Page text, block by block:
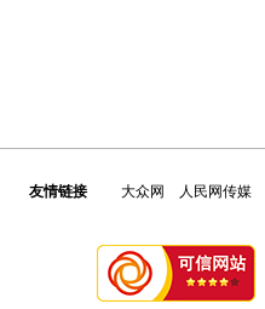
友情链接 大众网 人民网传媒